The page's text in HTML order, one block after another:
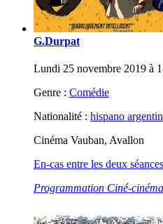
G.Durpat
Lundi 25 novembre 2019 à
Genre : Comédie
Nationalité : hispano argentin
Cinéma Vauban, Avallon
En-cas entre les deux séances
Programmation Ciné-cinéma